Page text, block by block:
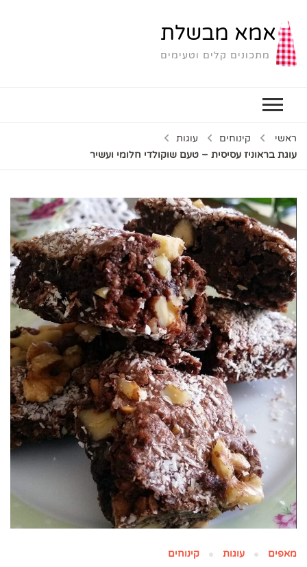
אמא מבשלת
מתכונים קלים וטעימים
ראשי קינוחים
עוגות
עוגת בראוניז עסיסית – טעם שוקולדי חלומי ועשיר
מאפים עוגות קינוחים